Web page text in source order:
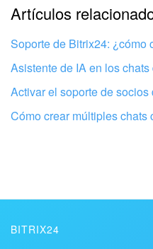
La explicación es
información
No me gusta cómo
Artículos
Soporte de Bitrix24: ¿cómo
Asistente de IA en los
Activar el soporte de socios
Cómo crear múltiples
BITRIX24